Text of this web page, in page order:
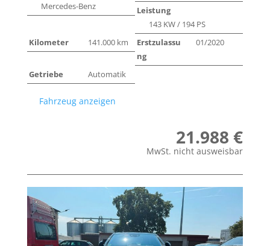
Mercedes-Benz
Leistung
143 KW / 194 PS
Kilometer
141.000 km
Erstzulassu
ng
01/2020
Getriebe Automatik
Fahrzeug anzeigen
21.988 €
MwSt. nicht ausweisbar